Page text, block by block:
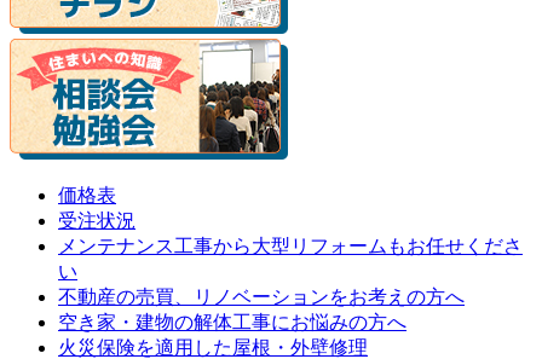
価格表
受注状況
メンテナンス工事から大型リフォームもお任せくださ
い
不動産の売買、リノベーションをお考えの方へ
空き家・建物の解体工事にお悩みの方へ
火災保険を適用した屋根・外壁修理